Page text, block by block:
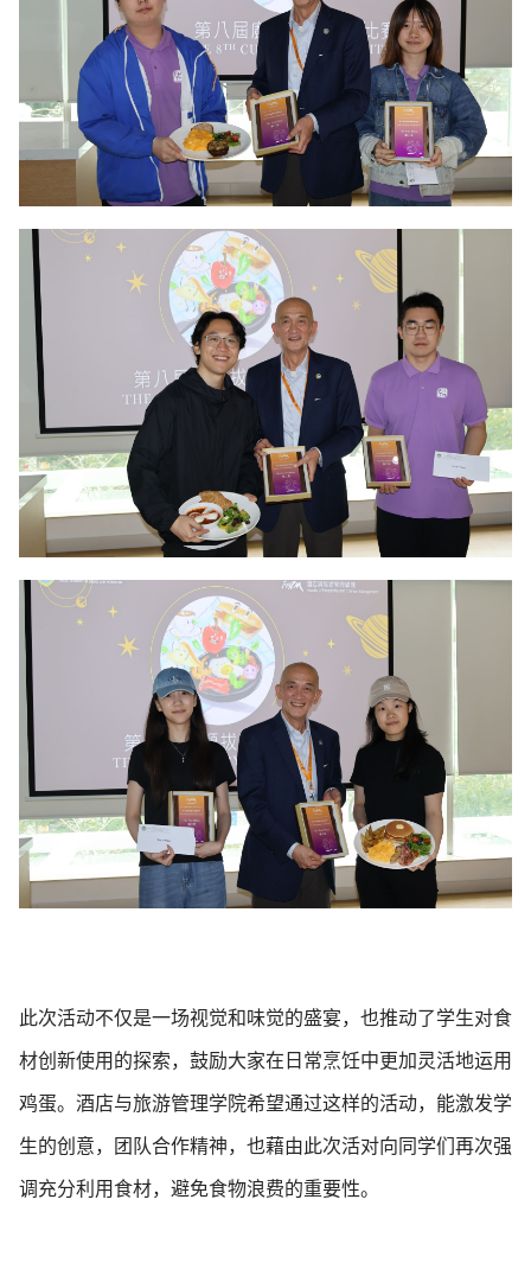
此次活动不仅是一场视觉和味觉的盛宴，也推动了学生对食
材创新使用的探索，鼓励大家在日常烹饪中更加灵活地运用
鸡蛋。酒店与旅游管理学院希望通过这样的活动，能激发学
生的创意，团队合作精神，也藉由此次活对向同学们再次强
调充分利用食材，避免食物浪费的重要性。